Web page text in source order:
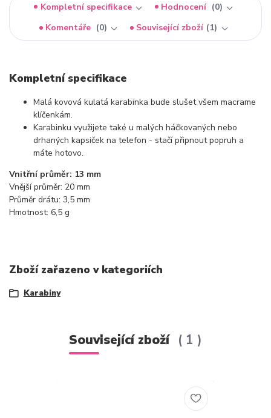
Kompletní specifikace Hodnocení
0
Komentáře
0 Související zboží 1
Kompletní specifikace
Malá kovová kulatá karabinka bude slušet všem macrame
klíčenkám.
Karabinku využijete také u malých háčkovaných nebo
drhaných kapsiček na telefon - stačí připnout popruh a
máte hotovo.
Vnitřní průměr: 13 mm
Vnější průměr: 20 mm
Průměr drátu: 3,5 mm
Hmotnost: 6,5 g
Zboží zařazeno v kategoriích
Karabiny
Související zboží 1